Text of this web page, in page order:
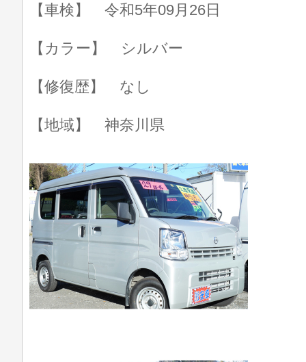
【車検】 令和5年09月26日
【カラー】 シルバー
【修復歴】 なし
【地域】 神奈川県